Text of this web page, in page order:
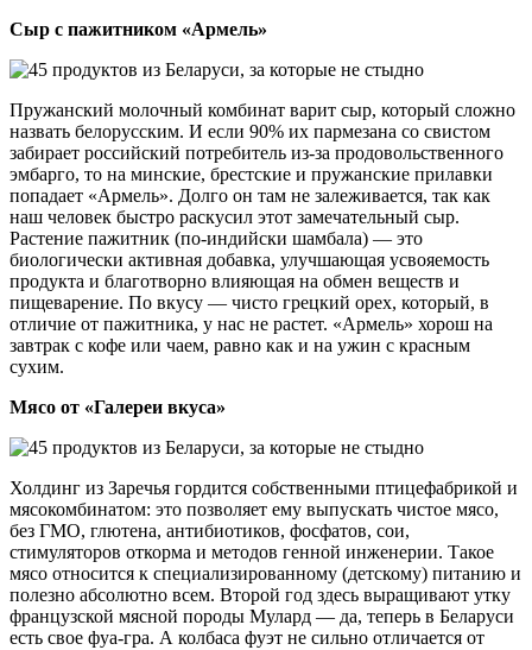
Сыр с пажитником «Армель»
Пружанский молочный комбинат варит сыр, который сложно
назвать белорусским. И если 90% их пармезана со свистом
забирает российский потребитель из-за продовольственного
эмбарго, то на минские, брестские и пружанские прилавки
попадает «Армель». Долго он там не залеживается, так как
наш человек быстро раскусил этот замечательный сыр.
Растение пажитник (по-индийски шамбала) — это
биологически активная добавка, улучшающая усвояемость
продукта и благотворно влияющая на обмен веществ и
пищеварение. По вкусу — чисто грецкий орех, который, в
отличие от пажитника, у нас не растет. «Армель» хорош на
завтрак с кофе или чаем, равно как и на ужин с красным
сухим.
Мясо от «Галереи вкуса»
Холдинг из Заречья гордится собственными птицефабрикой и
мясокомбинатом: это позволяет ему выпускать чистое мясо,
без ГМО, глютена, антибиотиков, фосфатов, сои,
стимуляторов откорма и методов генной инженерии. Такое
мясо относится к специализированному (детскому) питанию и
полезно абсолютно всем. Второй год здесь выращивают утку
французской мясной породы Мулард — да, теперь в Беларуси
есть свое фуа-гра. А колбаса фуэт не сильно отличается от